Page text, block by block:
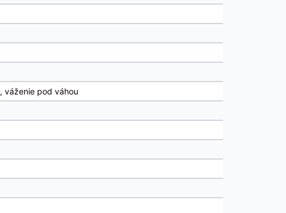
váženie pod váhou